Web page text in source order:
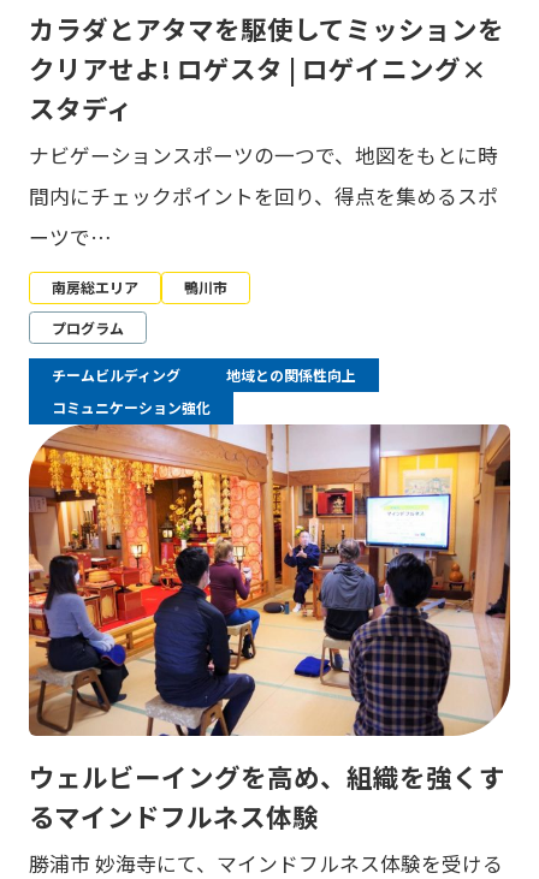
カラダとアタマを駆使してミッションを
クリアせよ! ロゲスタ | ロゲイニング×
スタディ
ナビゲーションスポーツの一つで、地図をもとに時
間内にチェックポイントを回り、得点を集めるスポ
ーツで…
南房総エリア
鴨川市
プログラム
チームビルディング
地域との関係性向上
コミュニケーション強化
ウェルビーイングを高め、組織を強くす
るマインドフルネス体験
勝浦市 妙海寺にて、マインドフルネス体験を受ける